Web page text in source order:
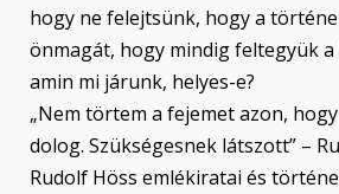
hogy ne felejtsünk, hogy a
önmagát, hogy mindig feltegyük a
amin mi járunk, helyes-e?
„Nem törtem a fejemet azon,
dolog. Szükségesnek látszott” –
Rudolf Höss emlékiratai és